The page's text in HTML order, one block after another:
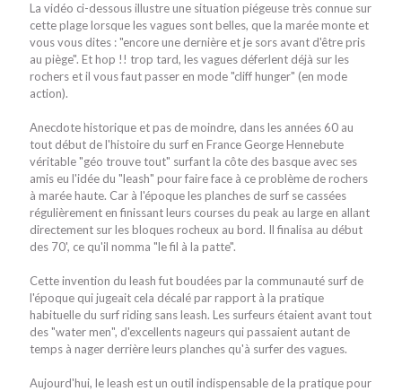
La vidéo ci-dessous illustre une situation piégeuse très connue sur
cette plage lorsque les vagues sont belles, que la marée monte et
vous vous dites : "encore une dernière et je sors avant d'être pris
au piège". Et hop !! trop tard, les vagues déferlent déjà sur les
rochers et il vous faut passer en mode "cliff hunger" (en mode
action).
Anecdote historique et pas de moindre, dans les années 60 au
tout début de l'histoire du surf en France George Hennebute
véritable "géo trouve tout" surfant la côte des basque avec ses
amis eu l'idée du "leash" pour faire face à ce problème de rochers
à marée haute. Car à l'époque les planches de surf se cassées
régulièrement en finissant leurs courses du peak au large en allant
directement sur les bloques rocheux au bord. Il finalisa au début
des 70', ce qu'il nomma "le fil à la patte".
Cette invention du leash fut boudées par la communauté surf de
l'époque qui jugeait cela décalé par rapport à la pratique
habituelle du surf riding sans leash. Les surfeurs étaient avant tout
des "water men", d'excellents nageurs qui passaient autant de
temps à nager derrière leurs planches qu'à surfer des vagues.
Aujourd'hui, le leash est un outil indispensable de la pratique pour